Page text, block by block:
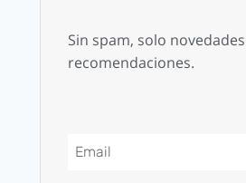
Sin spam, solo
recomendaciones.